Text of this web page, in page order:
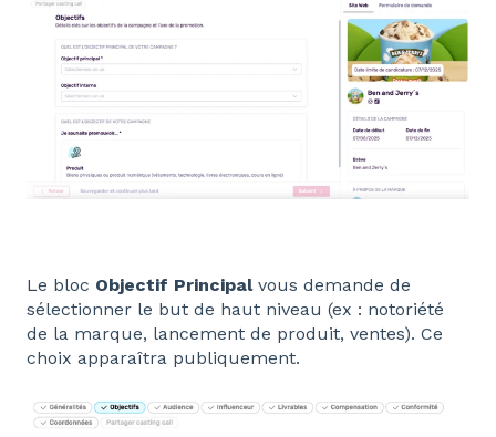
Le bloc Objectif Principalvous demande de
sélectionner le but de haut niveau (ex : notoriété
de la marque, lancement de produit, ventes). Ce
choix apparaîtra publiquement.